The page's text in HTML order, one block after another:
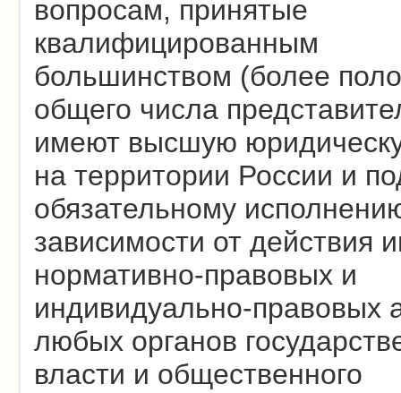
вопросам, принятые
квалифицированным
большинством (более
общего числа
имеют высшую
на территории России и
обязательному
зависимости от действия
нормативно-правовых и
индивидуально-правовых
любых органов
власти и общественного